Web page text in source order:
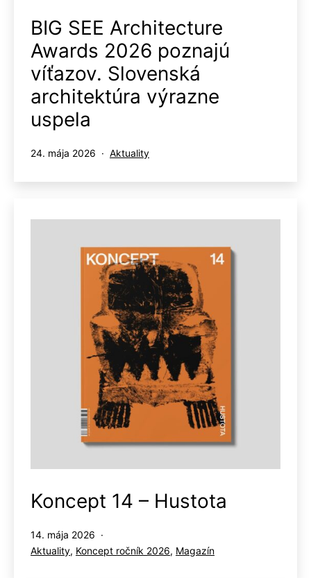
BIG SEE Architecture
Awards 2026 poznajú
víťazov. Slovenská
architektúra výrazne
uspela
Publikované
24. mája 2026
Kategorizované
Aktuality
Koncept 14 – Hustota
Publikované
14. mája 2026
Kategorizované
Aktuality, Koncept ročník 2026, Magazín